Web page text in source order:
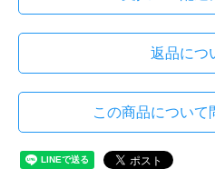
返品につ
この商品について